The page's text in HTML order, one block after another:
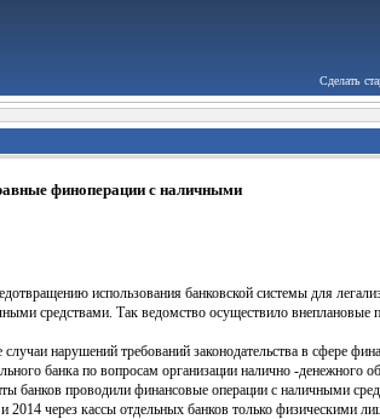
Сделать
финоперации с наличными
использования банковской системы для
средствами. Так ведомство осуществило
нарушений требований законодательства в сфере
банка по вопросам организации налично -денежного
банков проводили финансовые операции с наличными
2014 через кассы отдельных банков только физическими